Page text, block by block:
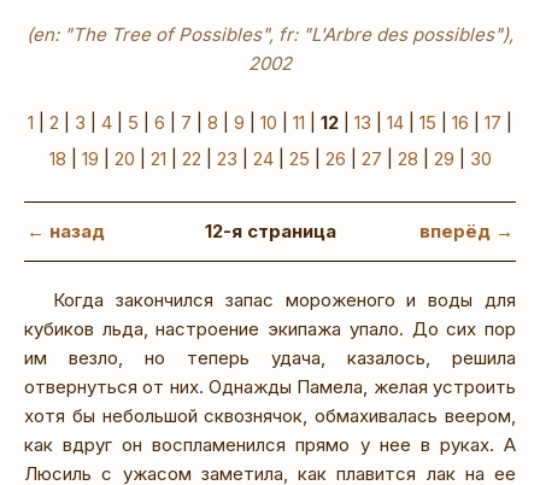
(en: "The Tree of Possibles", fr: "L'Arbre des possibles"),
2002
1 2 3 4 5 6 7 8 9 10 11 12 13 14 15 16 17
18
19 20 21 22 23 24| 25 26 27 28 29 30
← назад 12-я страница вперёд →
Когда закончился запас мороженого и воды для
кубиков льда, настроение экипажа упало. До сих пор
им везло, но теперь удача, казалось, решила
отвернуться от них. Однажды Памела, желая устроить
хотя бы небольшой сквознячок, обмахивалась веером,
как вдруг он воспламенился прямо у нее в руках. А
Люсиль с ужасом заметила, как плавится лак на ее